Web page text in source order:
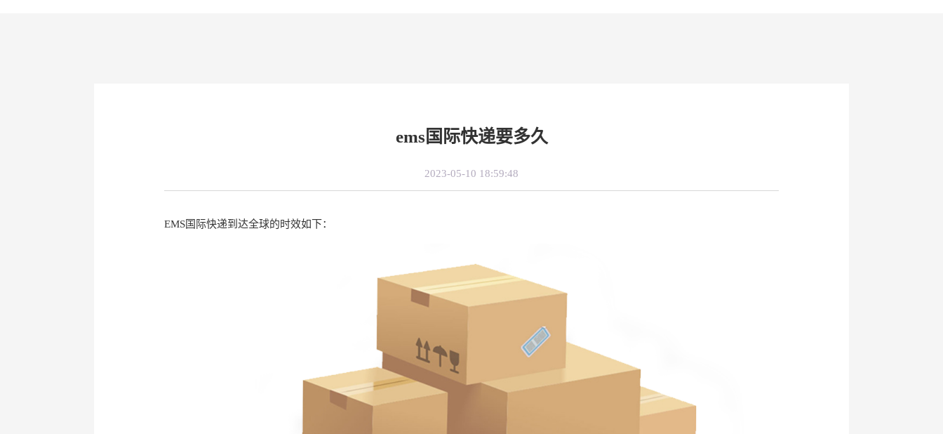
ems国际快递要多久
2023-05-10 18:59:48
EMS国际快递到达全球的时效如下：